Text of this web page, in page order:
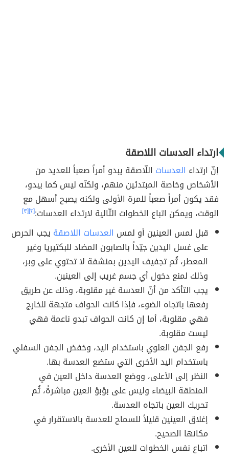
ارتداء العدسات اللاصقة
إنّ ارتداء العدسات اللّاصقة يبدو أمراً صعباً للعديد من
الأشخاص وخاصة المبتدئين منهم، ولكنّه ليسَ كما يبدو،
فقد يكون أمراً صعباً للمرة الأولى ولكنه يصبح أسهل مع
الوقت، ويمكن اتباع الخطوات التّالية لارتداء العدسات:[٢] [٣]
قبل لمس العينين أو لمس العدسات اللاصقة يجب الحرص
على غسل اليدين جيّداً بالصابون المضاد للبكتيريا وغير
المعطر، ثُم تجفيف اليدين بمنشفة لا تحتوي على وبر،
وذلك لمنع دخول أي جسم غريب إلى العينين.
يجب التأكد من أنّ العدسة غير مقلوبة، وذلك عن طريق
رفعها باتجاه الضوء، فإذا كانت الحواف متجهة للخارج
فهي مقلوبة، أما إن كانت الحواف تبدو ناعمة فهي
ليست مقلوبة.
رفع الجفن العلوي باستخدام اليد، وخفض الجفن السفلي
باستخدام اليد الأخرى التي ستضع العدسة بها.
النظر إلى الأعلى، ووضع العدسة داخل العين في
المنطقة البيضاء وليسَ على بؤبؤ العين مباشرةً، ثُم
تحريك العين باتجاه العدسة.
إغلاق العينين قليلاً للسماح للعدسة بالاستقرار في
مكانها الصحيح.
اتباع نفس الخطوات للعين الأخرى.